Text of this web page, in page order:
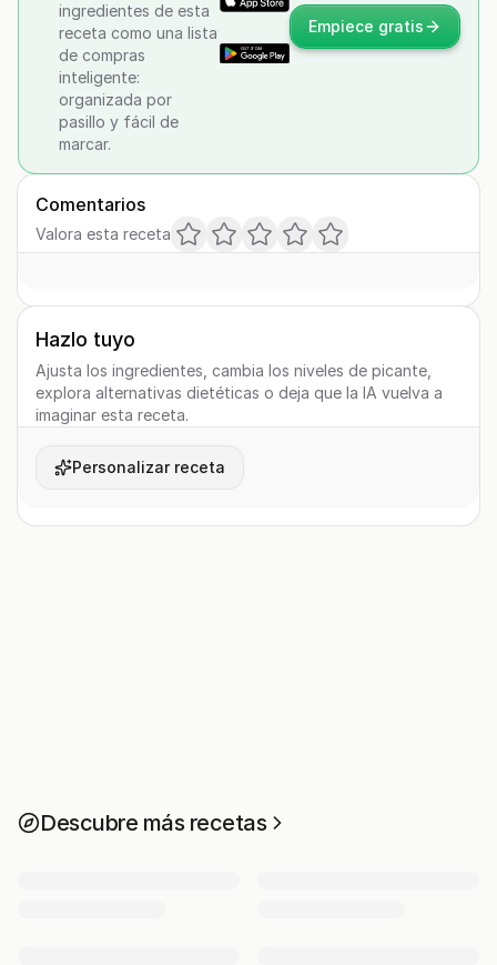
ingredientes de esta
receta como una lista
de compras
inteligente:
organizada por
pasillo y fácil de
marcar.
Empiece gratis
Comentarios
Valora esta receta
Hazlo tuyo
Ajusta los ingredientes, cambia los niveles de picante,
explora alternativas dietéticas o deja que la IA vuelva a
imaginar esta receta.
Personalizar receta
Descubre más recetas